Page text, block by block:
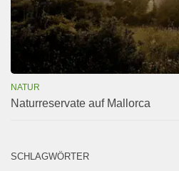
NATUR
Naturreservate auf Mallorca
SCHLAGWÖRTER